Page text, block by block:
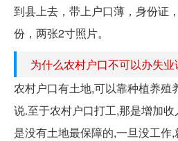
到县上去，带上户口薄，身份证
份，两张2寸照片。
为什么农村户口不可以办失
农村户口有土地,可以靠种植养殖
说.至于农村户口打工,那是增加
是没有土地最保障的,一旦没工作